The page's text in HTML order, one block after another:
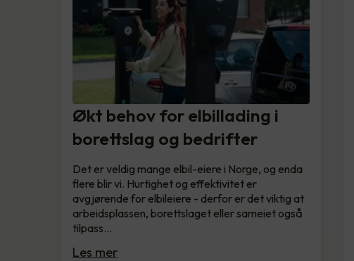
Økt behov for elbillading i
borettslag og bedrifter
Det er veldig mange elbil-eiere i Norge, og enda
flere blir vi. Hurtighet og effektivitet er
avgjørende for elbileiere - derfor er det viktig at
arbeidsplassen, borettslaget eller sameiet også
tilpass…
Les mer